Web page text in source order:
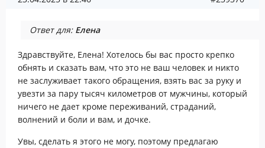
Ответ для: Елена
Здравствуйте, Елена! Хотелось бы вас просто крепко
обнять и сказать вам, что это не ваш человек и никто
не заслуживает такого обращения, взять вас за руку и
увезти за пару тысяч километров от мужчины, который
ничего не дает кроме переживаний, страданий,
волнений и боли и вам, и дочке.
Увы, сделать я этого не могу, поэтому предлагаю